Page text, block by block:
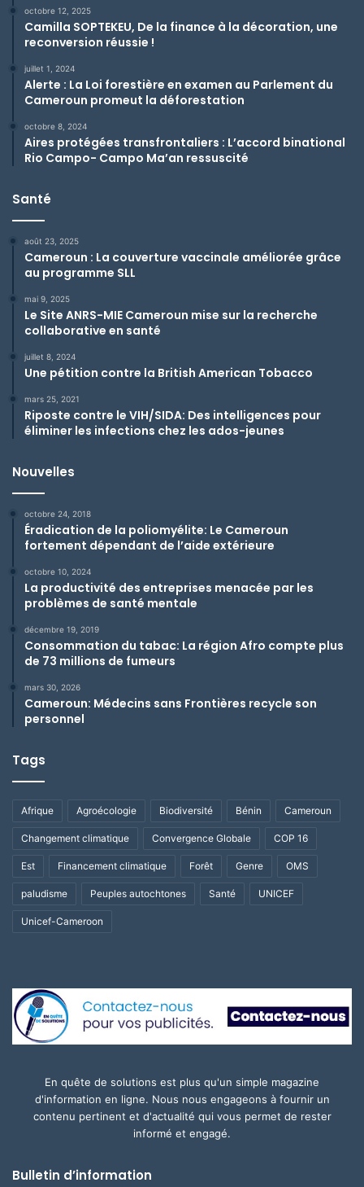
octobre 12, 2025
Camilla SOPTEKEU, De la finance à la décoration, une
reconversion réussie !
juillet 1, 2024
Alerte : La Loi forestière en examen au Parlement du
Cameroun promeut la déforestation
octobre 8, 2024
Aires protégées transfrontaliers : L’accord binational
Rio Campo- Campo Ma’an ressuscité
Santé
août 23, 2025
Cameroun : La couverture vaccinale améliorée grâce
au programme SLL
mai 9, 2025
Le Site ANRS-MIE Cameroun mise sur la recherche
collaborative en santé
juillet 8, 2024
Une pétition contre la British American Tobacco
mars 25, 2021
Riposte contre le VIH/SIDA: Des intelligences pour
éliminer les infections chez les ados-jeunes
Nouvelles
octobre 24, 2018
Éradication de la poliomyélite: Le Cameroun
fortement dépendant de l’aide extérieure
octobre 10, 2024
La productivité des entreprises menacée par les
problèmes de santé mentale
décembre 19, 2019
Consommation du tabac: La région Afro compte plus
de 73 millions de fumeurs
mars 30, 2026
Cameroun: Médecins sans Frontières recycle son
personnel
Tags
Afrique Agroécologie Biodiversité Bénin Cameroun
Changement climatique Convergence Globale COP 16
Est Financement climatique Forêt Genre OMS
paludisme Peuples autochtones Santé UNICEF
Unicef-Cameroon
En quête de solutions est plus qu'un simple magazine
d'information en ligne. Nous nous engageons à fournir un
contenu pertinent et d'actualité qui vous permet de rester
informé et engagé.
Bulletin d’information